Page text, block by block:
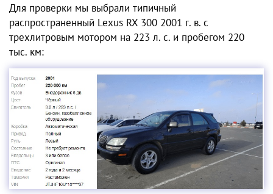
Для проверки мы выбрали типичный
распространенный Lexus RX 300 2001 г. в. с
трехлитровым мотором на 223 л. с. и пробегом 220
тыс. км: